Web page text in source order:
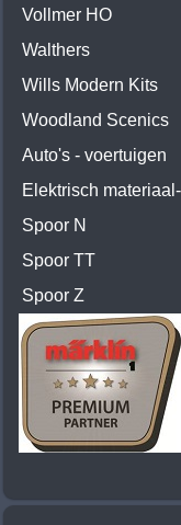
Vollmer HO
Walthers
Wills Modern Kits
Woodland Scenics
Auto's - voertuigen
Elektrisch
Spoor N
Spoor TT
Spoor Z